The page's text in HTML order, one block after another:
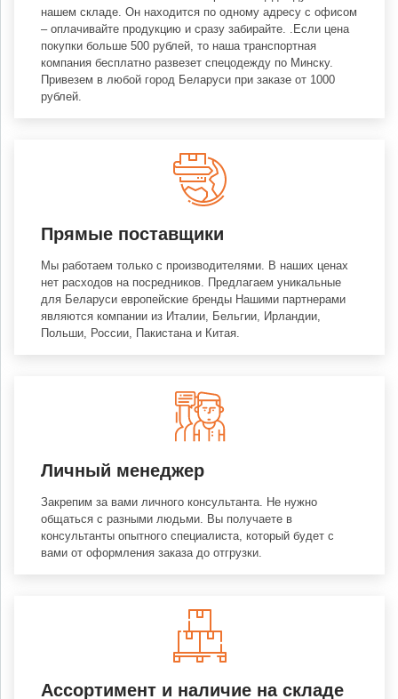
нашем складе. Он находится по одному адресу с офисом
– оплачивайте продукцию и сразу забирайте. .Если цена
покупки больше 500 рублей, то наша транспортная
компания бесплатно развезет спецодежду по Минску.
Привезем в любой город Беларуси при заказе от 1000
рублей.
Прямые поставщики
Мы работаем только с производителями. В наших ценах
нет расходов на посредников. Предлагаем уникальные
для Беларуси европейские бренды Нашими партнерами
являются компании из Италии, Бельгии, Ирландии,
Польши, России, Пакистана и Китая.
Личный менеджер
Закрепим за вами личного консультанта. Не нужно
общаться с разными людьми. Вы получаете в
консультанты опытного специалиста, который будет с
вами от оформления заказа до отгрузки.
Ассортимент и наличие на складе